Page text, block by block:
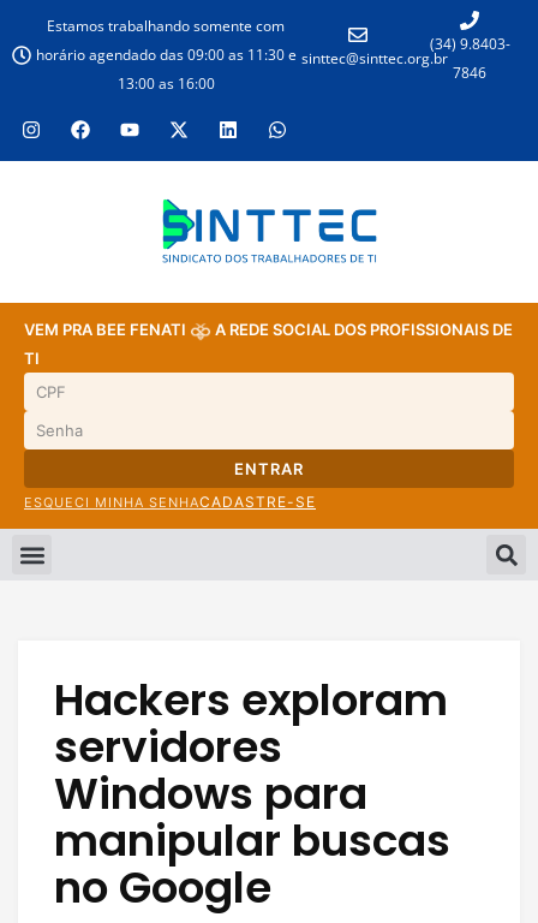
Estamos trabalhando somente com
horário agendado das 09:00 as 11:30 e
13:00 as 16:00
sinttec@sinttec.org.br
(34) 9.8403-
7846
VEM PRA BEE FENATI
A REDE SOCIAL DOS PROFISSIONAIS DE
TI
ENTRAR
ESQUECI MINHA SENHACADASTRE-SE
Hackers exploram
servidores
Windows para
manipular buscas
no Google